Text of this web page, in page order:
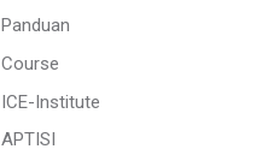
Panduan
Course
ICE-Institute
APTISI